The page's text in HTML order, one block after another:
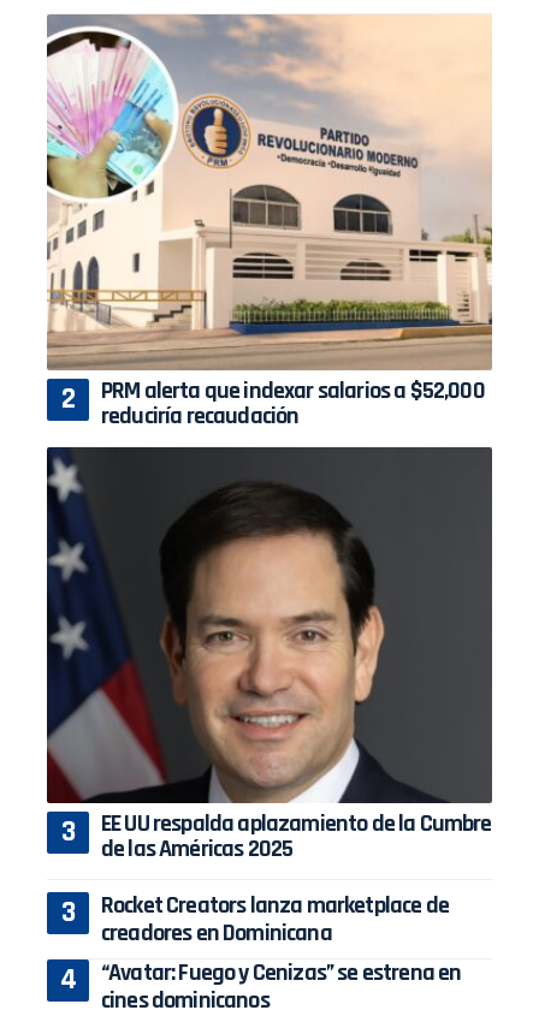
PRM alerta que indexar salarios a $52,000
reduciría recaudación
EE UU respalda aplazamiento de la Cumbre
de las Américas 2025
Rocket Creators lanza marketplace de
creadores en Dominicana
“Avatar: Fuego y Cenizas” se estrena en
cines dominicanos